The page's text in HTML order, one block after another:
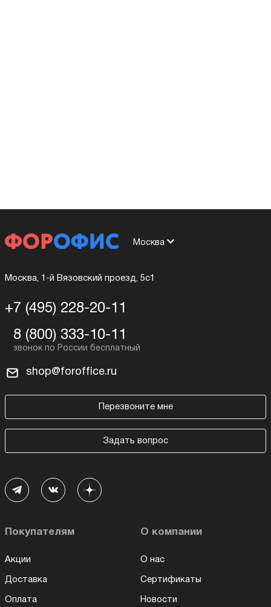
Москва
Москва, 1-й Вязовский проезд, 5с1
+7 (495) 228-20-11
8 (800) 333-10-11
shop@foroffice.ru
Перезвоните мне
Задать вопрос
Покупателям
Акции
Доставка
Оплата
О компании
О нас
Сертификаты
Новости